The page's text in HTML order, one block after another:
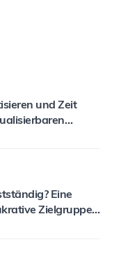
und Zeit
Eine
Zielgruppe